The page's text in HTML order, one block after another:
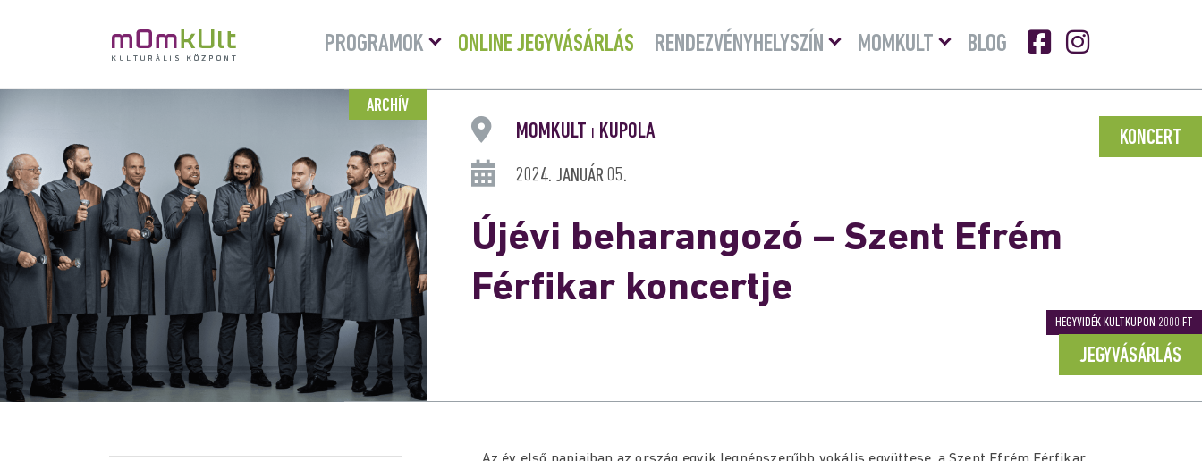
PROGRAMOK
Menü
lenyitása
ONLINE JEGYVÁSÁRLÁS RENDEZVÉNYHELYSZÍN
Menü
lenyitásaMOMKULT
Menü
lenyitása
BLOG
ARCHÍV
KONCERT
MOMKULT KUPOLA
2024. JANUÁR 05.
Újévi beharangozó – Szent Efrém
Férfikar koncertje
HEGYVIDÉK KULTKUPON 2000 FT
JEGYVÁSÁRLÁS